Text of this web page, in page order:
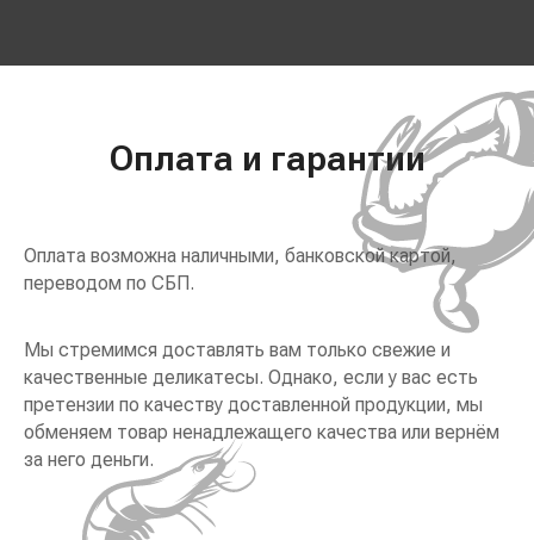
Оплата и гарантии
Оплата возможна наличными, банковской картой,
переводом по СБП.
Мы стремимся доставлять вам только свежие и
качественные деликатесы. Однако, если у вас есть
претензии по качеству доставленной продукции, мы
обменяем товар ненадлежащего качества или вернём
за него деньги.